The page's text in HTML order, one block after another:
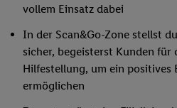
vollem Einsatz dabei
In der Scan&Go-Zone stellst
sicher, begeisterst Kunden für
Hilfestellung, um ein positives
ermöglichen